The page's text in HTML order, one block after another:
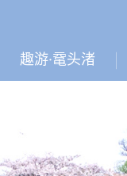
趣游·鼋头渚